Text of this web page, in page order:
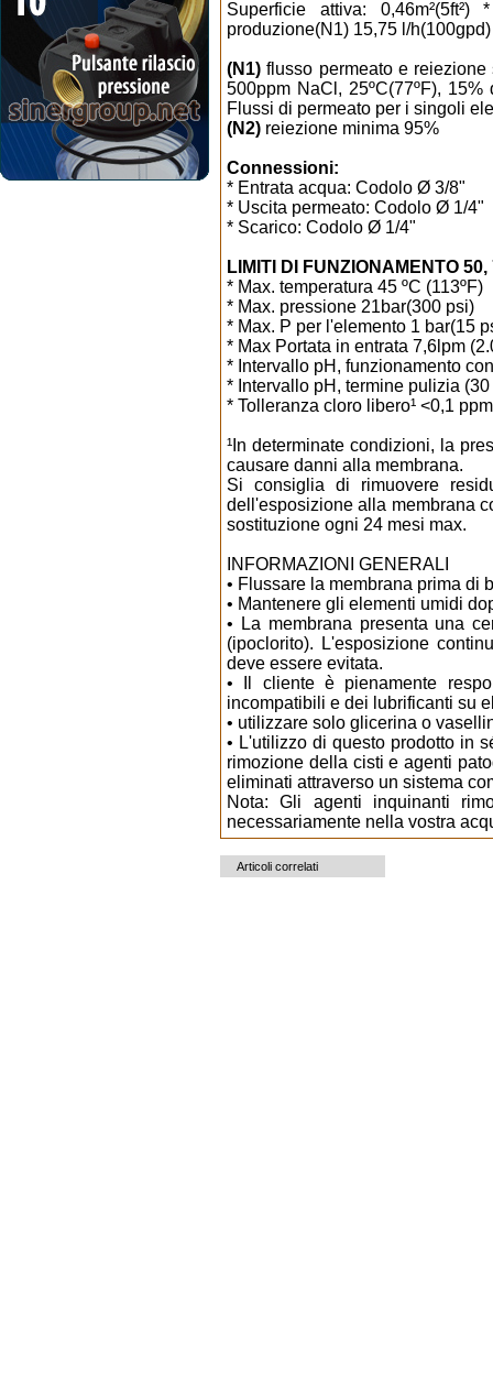
Superficie attiva:
produzione(N1) 15,75 l/
(N1)flusso permeato e
500ppm NaCl, 25ºC(77ºF),
Flussi di permeato per i singoli
(N2) reiezione minima 95%
Connessioni:
* Entrata acqua: Codolo Ø 3/8"
* Uscita permeato: Codolo Ø 1/4"
* Scarico: Codolo Ø 1/4"
LIMITI DI FUNZIONAMENTO 50,
* Max. temperatura 45 ºC (113ºF)
* Max. pressione 21bar(300 psi)
* Max. P per l'elemento 1 bar(15
* Max Portata in entrata 7,6lpm
* Intervallo pH, funzionamento
* Intervallo pH, termine pulizia (30
* Tolleranza cloro libero¹ <0,1 ppm
¹In determinate condizioni, la
causare danni alla membrana.
Si consiglia di rimuovere
dell'esposizione alla membrana
sostituzione ogni 24 mesi max.
INFORMAZIONI GENERALI
• Flussare la membrana prima di
• Mantenere gli elementi umidi
• La membrana presenta una
(ipoclorito). L'esposizione
deve essere evitata.
• Il cliente è pienamente
incompatibili e dei lubrificanti su
• utilizzare solo glicerina o
• L'utilizzo di questo prodotto in
rimozione della cisti e agenti
eliminati attraverso un sistema
Nota: Gli agenti inquinanti
necessariamente nella vostra
Articoli correlati